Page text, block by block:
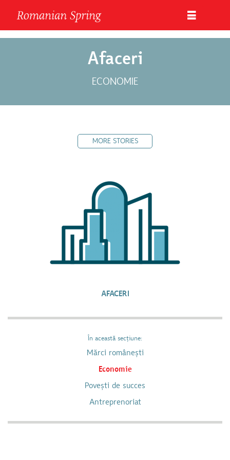
Afaceri
ECONOMIE
MORE STORIES
AFACERI
În această secțiune:
Mărci românești
Economie
Povești de succes
Antreprenoriat